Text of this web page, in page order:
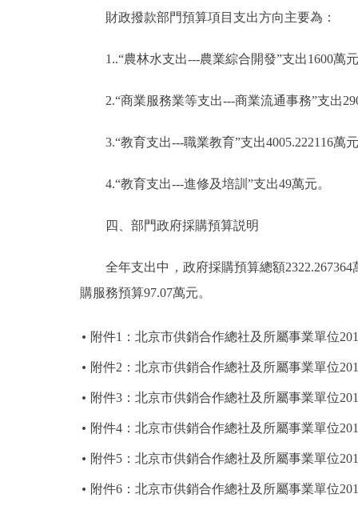
財政撥款部門預算項目支出方向主要為：
1..“農林水支出---農業綜合開發”支出1600萬
2.“商業服務業等支出---商業流通事務”支出
3.“教育支出---職業教育”支出4005.222116萬
4.“教育支出---進修及培訓”支出49萬元。
四、部門政府採購預算説明
全年支出中，政府採購預算總額2322.267364
購服務預算97.07萬元。
附件1：北京市供銷合作總社及所屬事業單位
附件2：北京市供銷合作總社及所屬事業單位
附件3：北京市供銷合作總社及所屬事業單位
附件4：北京市供銷合作總社及所屬事業單位
附件5：北京市供銷合作總社及所屬事業單位
附件6：北京市供銷合作總社及所屬事業單位